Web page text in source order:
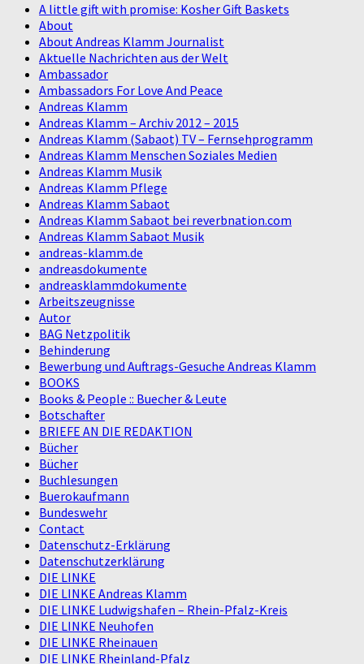
A little gift with promise: Kosher Gift Baskets
About
About Andreas Klamm Journalist
Aktuelle Nachrichten aus der Welt
Ambassador
Ambassadors For Love And Peace
Andreas Klamm
Andreas Klamm – Archiv 2012 – 2015
Andreas Klamm (Sabaot) TV – Fernsehprogramm
Andreas Klamm Menschen Soziales Medien
Andreas Klamm Musik
Andreas Klamm Pflege
Andreas Klamm Sabaot
Andreas Klamm Sabaot bei reverbnation.com
Andreas Klamm Sabaot Musik
andreas-klamm.de
andreasdokumente
andreasklammdokumente
Arbeitszeugnisse
Autor
BAG Netzpolitik
Behinderung
Bewerbung und Auftrags-Gesuche Andreas Klamm
BOOKS
Books & People :: Buecher & Leute
Botschafter
BRIEFE AN DIE REDAKTION
Bücher
Bücher
Buchlesungen
Buerokaufmann
Bundeswehr
Contact
Datenschutz-Erklärung
Datenschutzerklärung
DIE LINKE
DIE LINKE Andreas Klamm
DIE LINKE Ludwigshafen – Rhein-Pfalz-Kreis
DIE LINKE Neuhofen
DIE LINKE Rheinauen
DIE LINKE Rheinland-Pfalz